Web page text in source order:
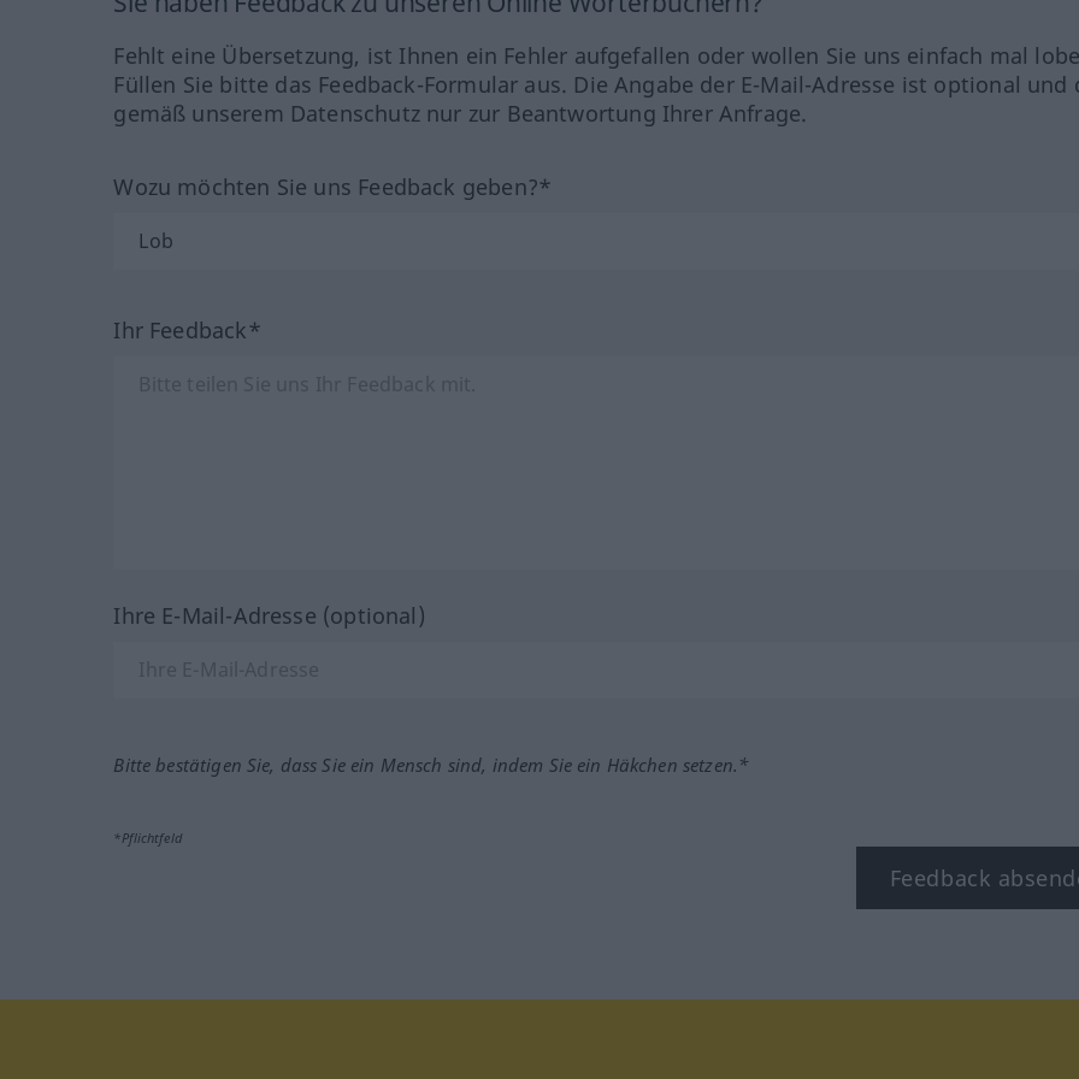
Fehlt eine Übersetzung, ist Ihnen ein Fehler aufgefallen oder wollen Sie uns einfach mal
Füllen Sie bitte das Feedback-Formular aus. Die Angabe der E-Mail-Adresse ist optional und
gemäß unserem Datenschutz nur zur Beantwortung Ihrer Anfrage.
Wozu möchten Sie uns Feedback geben?*
Ihr Feedback*
Ihre E-Mail-Adresse (optional)
Bitte bestätigen Sie, dass Sie ein Mensch sind, indem Sie ein Häkchen setzen.*
*Pflichtfeld
Feedback